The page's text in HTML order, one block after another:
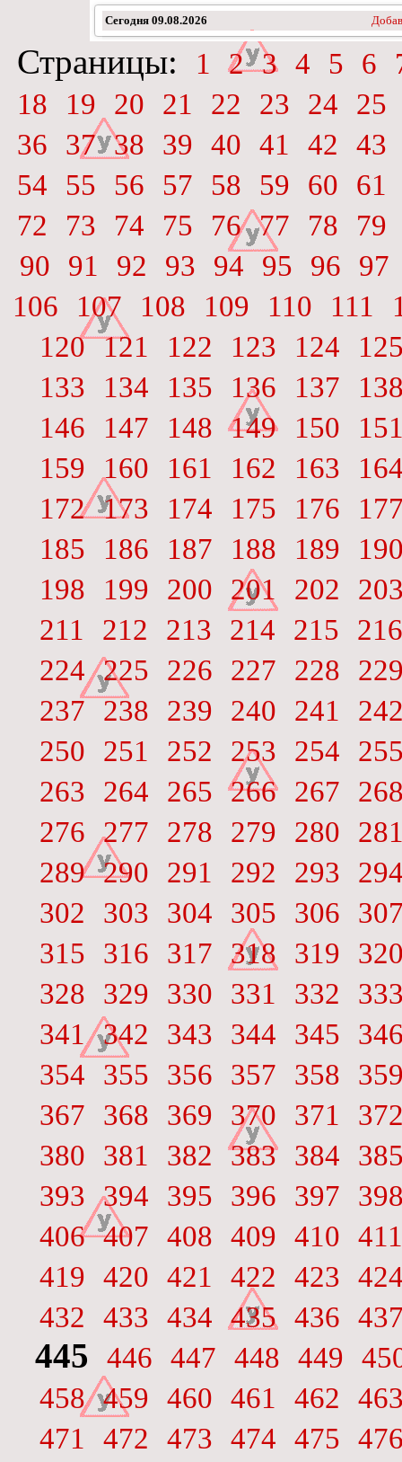
Сегодня 09.08.2026
Страницы: 1 2 3 4 5 6
18
19 20 21 22 23 24
25
36
37 38 39 40 41 42
43
54
55 56 57 58 59 60
61
72
73 74 75 76 77 78
79
90
91 92 93 94 95 96
97
106
107 108 109 110 111
120 121 122 123 124
133
134 135 136 137
146
147 148 149 150
159
160 161 162 163
172 173 174 175 176
185
186 187 188 189
198
199 200 201 202
211
212 213 214 215
216
224 225 226 227 228
237
238 239 240 241
250
251 252 253 254
263
264 265 266 267
276 277 278 279 280
289 290 291 292 293
302
303 304 305 306
315
316 317 318 319
328
329 330 331 332
341
342 343 344 345
354
355 356 357 358
367
368 369 370 371
380
381 382 383 384
393 394 395 396 397
406 407 408 409 410 411
419 420 421 422 423
432
433 434 435 436
445 446 447 448 449
458 459 460 461 462
471
472 473 474 475